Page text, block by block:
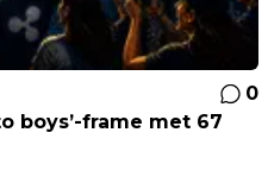
0
boys’-frame met 67